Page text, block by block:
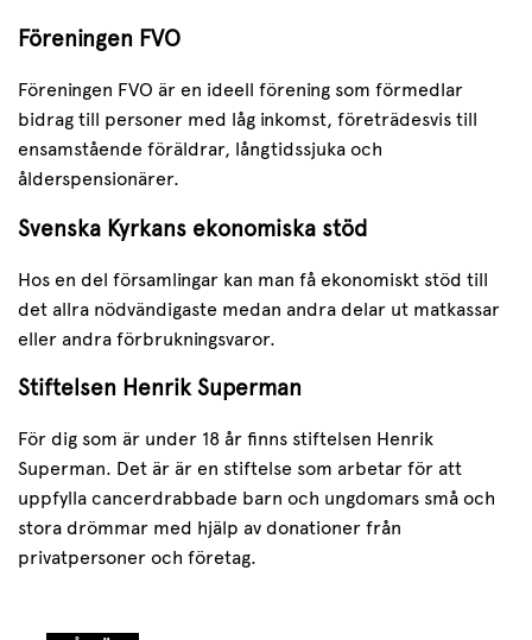
Föreningen FVO
Föreningen FVO är en ideell förening som förmedlar
bidrag till personer med låg inkomst, företrädesvis till
ensamstående föräldrar, långtidssjuka och
ålderspensionärer.
Svenska Kyrkans ekonomiska stöd
Hos en del församlingar kan man få ekonomiskt stöd till
det allra nödvändigaste medan andra delar ut matkassar
eller andra förbrukningsvaror.
Stiftelsen Henrik Superman
För dig som är under 18 år finns stiftelsen Henrik
Superman. Det är är en stiftelse som arbetar för att
uppfylla cancerdrabbade barn och ungdomars små och
stora drömmar med hjälp av donationer från
privatpersoner och företag.